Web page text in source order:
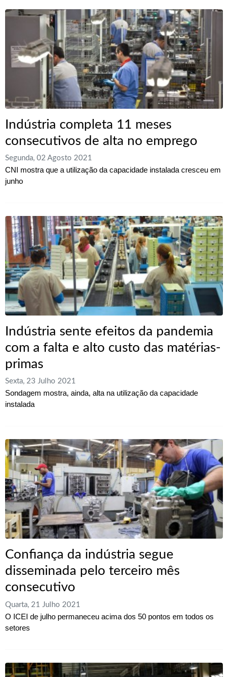
Indústria completa 11 meses
consecutivos de alta no emprego
Segunda, 02 Agosto 2021
CNI mostra que a utilização da capacidade instalada cresceu em
junho
Indústria sente efeitos da pandemia
com a falta e alto custo das matérias-
primas
Sexta, 23 Julho 2021
Sondagem mostra, ainda, alta na utilização da capacidade
instalada
Confiança da indústria segue
disseminada pelo terceiro mês
consecutivo
Quarta, 21 Julho 2021
O ICEI de julho permaneceu acima dos 50 pontos em todos os
setores